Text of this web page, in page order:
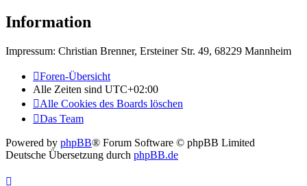
Information
Impressum: Christian Brenner, Ersteiner Str. 49, 68229 Mannheim
Foren-Übersicht
Alle Zeiten sind UTC+02:00
Alle Cookies des Boards löschen
Das Team
Powered by phpBB® Forum Software © phpBB Limited
Deutsche Übersetzung durch phpBB.de